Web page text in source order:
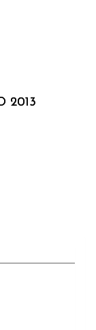
2013